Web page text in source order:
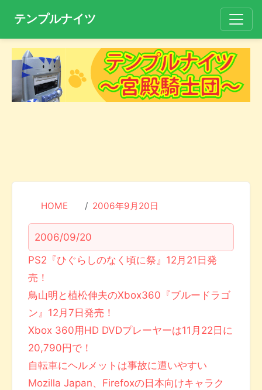
テンプルナイツ
HOME 2006年9月20日
2006/09/20
PS2『ひぐらしのなく頃に祭』12月21日発
売！
鳥山明と植松伸夫のXbox360『ブルードラゴ
ン』12月7日発売！
Xbox 360用HD DVDプレーヤーは11月22日に
20,790円で！
自転車にヘルメットは事故に遭いやすい
Mozilla Japan、Firefoxの日本向けキャラク